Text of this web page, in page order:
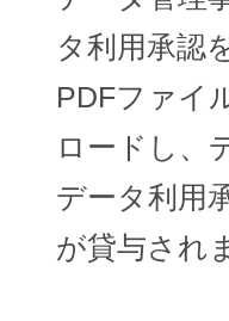
タ利用承認
PDFファイ
ロードし、
データ利用
が貸与され